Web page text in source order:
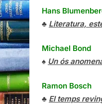
Hans
♣ Literatura,
Michael Bond
♠ Un ós
Ramon Bosch
♣ El temps